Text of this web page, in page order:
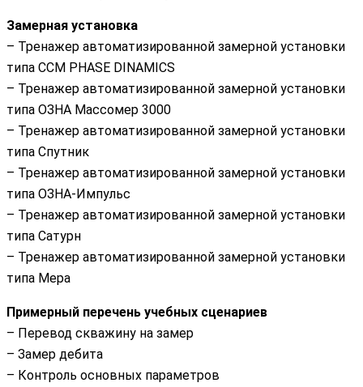
Замерная установка
– Тренажер автоматизированной замерной установки
типа ССМ PHASE DINAMICS
– Тренажер автоматизированной замерной установки
типа ОЗНА Массомер 3000
– Тренажер автоматизированной замерной установки
типа Спутник
– Тренажер автоматизированной замерной установки
типа ОЗНА-Импульс
– Тренажер автоматизированной замерной установки
типа Сатурн
– Тренажер автоматизированной замерной установки
типа Мера
Примерный перечень учебных сценариев
– Перевод скважину на замер
– Замер дебита
– Контроль основных параметров